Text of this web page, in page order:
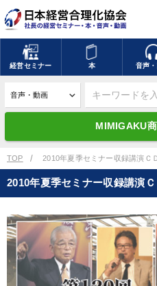
経営セミナー 本 音声
MIMIGAKU
キーワードを入力して探
デジタル版対応のみ検索結
search 上記
全国経営者セミナー講演収録物（全
ます
カテゴリー
TOP 2010年夏季セミナー収録講演Ｃ
2010年夏季セミナー収録講演